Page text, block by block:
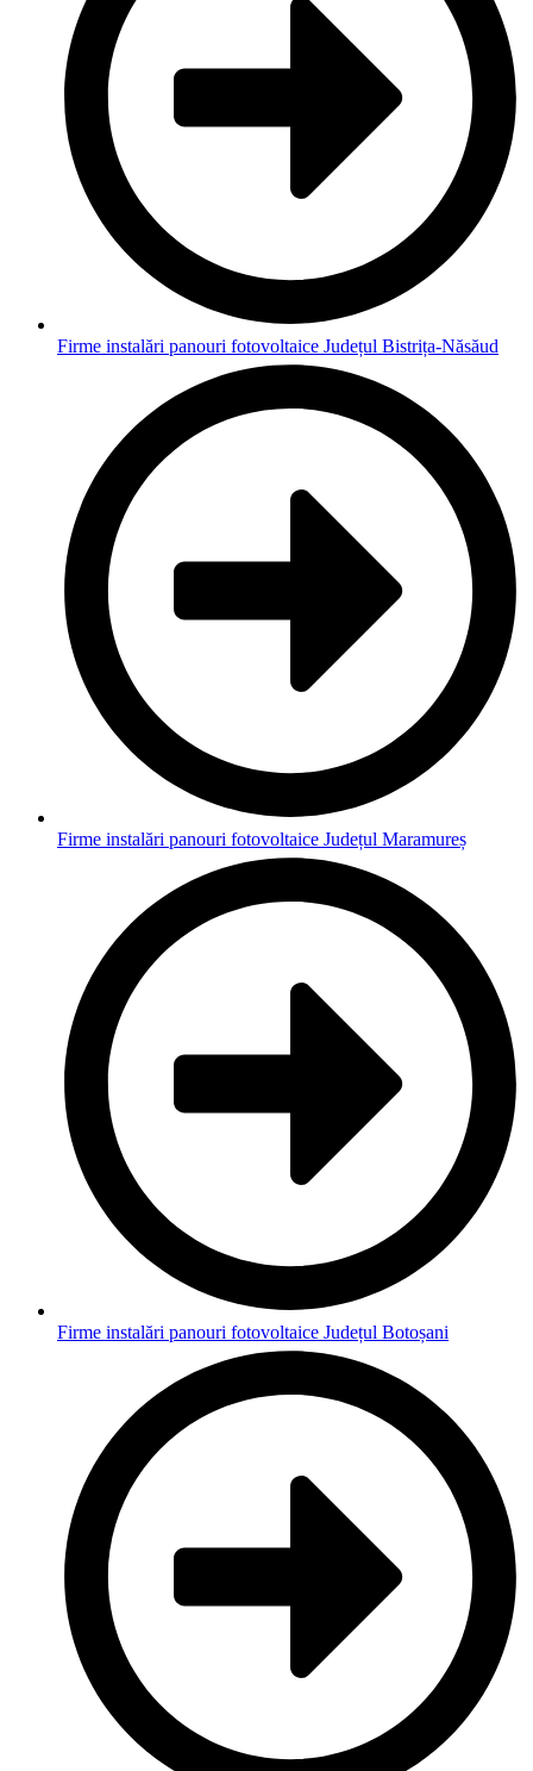
Firme instalări panouri fotovoltaice Județul Bistrița-Năsăud
Firme instalări panouri fotovoltaice Județul Maramureș
Firme instalări panouri fotovoltaice Județul Botoșani